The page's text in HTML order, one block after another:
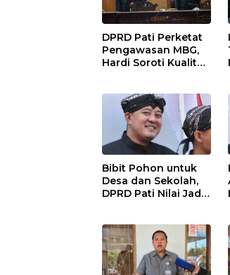
DPRD Pati Perketat
Pengawasan MBG,
Hardi Soroti Kualitas
Anggaran
Bibit Pohon untuk
Desa dan Sekolah,
DPRD Pati Nilai Jadi